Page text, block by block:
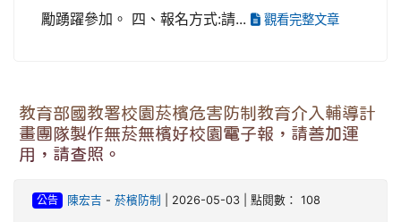
勵踴躍參加。 四、報名方式:請...
觀看完整文章
教育部國教署校園菸檳危害防制教育介入輔導計
畫團隊製作無菸無檳好校園電子報，請善加運
用，請查照。
公告 陳宏吉 - 菸檳防制 | 2026-05-03 | 點閱數： 108